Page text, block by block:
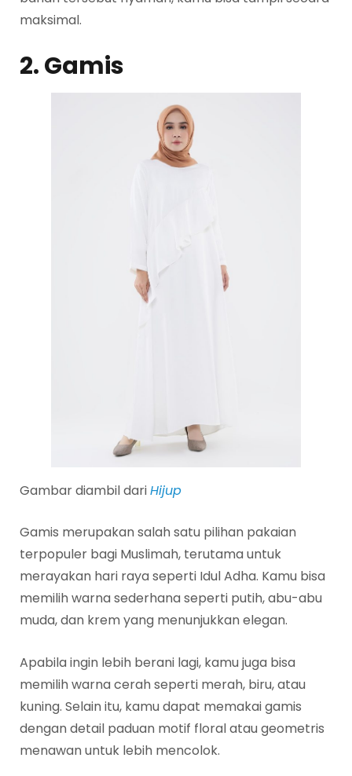
maksimal.
2. Gamis
Gambar diambil dariHijup
Gamis merupakan salah satu pilihan pakaian
terpopuler bagi Muslimah, terutama untuk
merayakan hari raya seperti Idul Adha. Kamu bisa
memilih warna sederhana seperti putih, abu-abu
muda, dan krem yang menunjukkan elegan.
Apabila ingin lebih berani lagi, kamu juga bisa
memilih warna cerah seperti merah, biru, atau
kuning. Selain itu, kamu dapat memakai gamis
dengan detail paduan motif floral atau geometris
menawan untuk lebih mencolok.